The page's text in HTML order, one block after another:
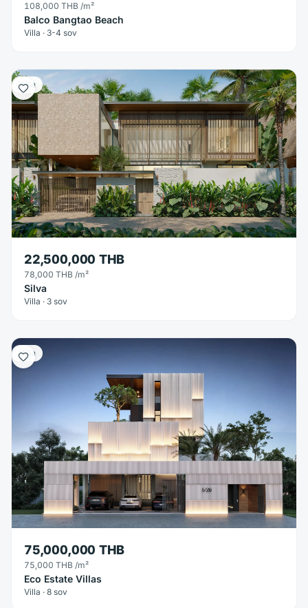
108,000 THB /m²
Balco Bangtao Beach
Villa · 3-4 sov
Villa
22,500,000 THB
78,000 THB /m²
Silva
Villa · 3 sov
Villa
75,000,000 THB
75,000 THB /m²
Eco Estate Villas
Villa · 8 sov